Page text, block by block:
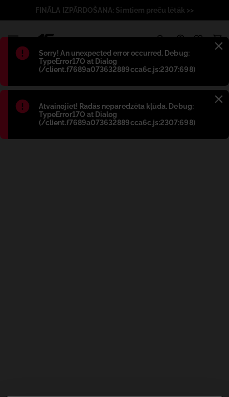
Błąd:
Sorry! An unexpected error occurred. Debug:
TypeError17O at Dialog
(/client.f7689a073632889cca6c.js:2307:698)
Błąd:
Atvainojiet! Radās neparedzēta kļūda. Debug:
TypeError17O at Dialog
(/client.f7689a073632889cca6c.js:2307:698)
FINĀLA IZPĀRDOŠANA: Simtiem preču lētāk >>